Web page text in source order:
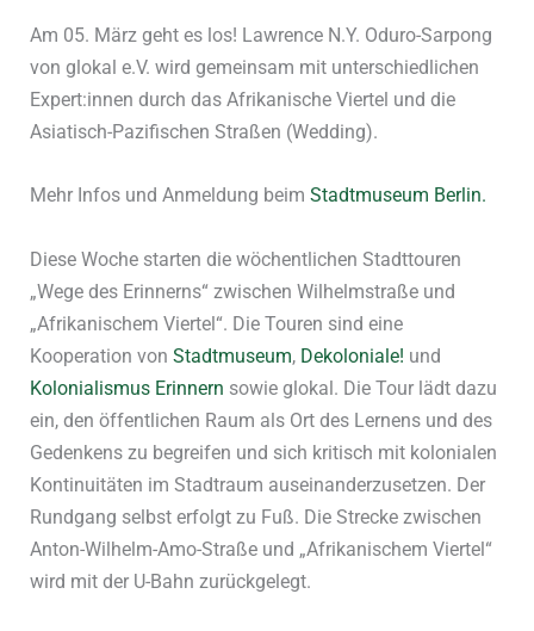
Am 05. März geht es los! Lawrence N.Y. Oduro-Sarpong
von glokal e.V. wird gemeinsam mit unterschiedlichen
Expert:innen durch das Afrikanische Viertel und die
Asiatisch-Pazifischen Straßen (Wedding).
Mehr Infos und Anmeldung beimStadtmuseum Berlin.
Diese Woche starten die wöchentlichen Stadttouren
„Wege des Erinnerns“ zwischen Wilhelmstraße und
„Afrikanischem Viertel“. Die Touren sind eine
Kooperation vonStadtmuseum, Dekoloniale! und
Kolonialismus Erinnern sowie glokal. Die Tour lädt dazu
ein, den öffentlichen Raum als Ort des Lernens und des
Gedenkens zu begreifen und sich kritisch mit kolonialen
Kontinuitäten im Stadtraum auseinanderzusetzen. Der
Rundgang selbst erfolgt zu Fuß. Die Strecke zwischen
Anton-Wilhelm-Amo-Straße und „Afrikanischem Viertel“
wird mit der U-Bahn zurückgelegt.